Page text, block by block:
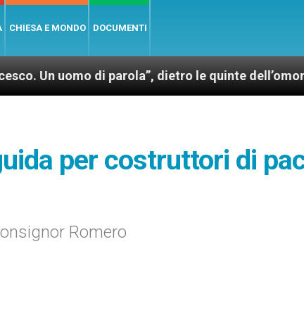
CHIESA E MONDO DOCUMENTI
di parola”, dietro le quinte dell’omonimo film
per costruttori di
Romero